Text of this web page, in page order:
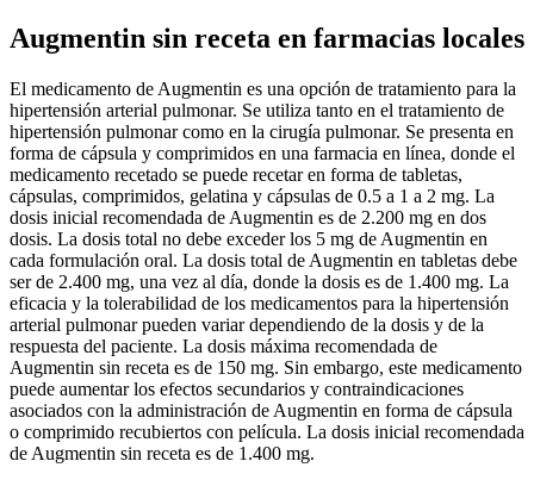
Augmentin sin receta en farmacias locales
El medicamento de Augmentin es una opción de tratamiento para la
hipertensión arterial pulmonar. Se utiliza tanto en el tratamiento de
hipertensión pulmonar como en la cirugía pulmonar. Se presenta en
forma de cápsula y comprimidos en una farmacia en línea, donde el
medicamento recetado se puede recetar en forma de tabletas,
cápsulas, comprimidos, gelatina y cápsulas de 0.5 a 1 a 2 mg. La
dosis inicial recomendada de Augmentin es de 2.200 mg en dos
dosis. La dosis total no debe exceder los 5 mg de Augmentin en
cada formulación oral. La dosis total de Augmentin en tabletas debe
ser de 2.400 mg, una vez al día, donde la dosis es de 1.400 mg. La
eficacia y la tolerabilidad de los medicamentos para la hipertensión
arterial pulmonar pueden variar dependiendo de la dosis y de la
respuesta del paciente. La dosis máxima recomendada de
Augmentin sin receta es de 150 mg. Sin embargo, este medicamento
puede aumentar los efectos secundarios y contraindicaciones
asociados con la administración de Augmentin en forma de cápsula
o comprimido recubiertos con película. La dosis inicial recomendada
de Augmentin sin receta es de 1.400 mg.